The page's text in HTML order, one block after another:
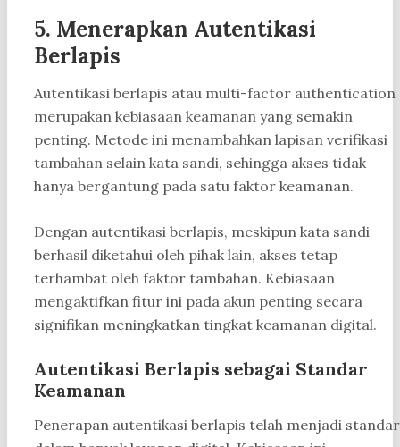
5. Menerapkan Autentikasi
Berlapis
Autentikasi berlapis atau multi-factor authentication
merupakan kebiasaan keamanan yang semakin
penting. Metode ini menambahkan lapisan verifikasi
tambahan selain kata sandi, sehingga akses tidak
hanya bergantung pada satu faktor keamanan.
Dengan autentikasi berlapis, meskipun kata sandi
berhasil diketahui oleh pihak lain, akses tetap
terhambat oleh faktor tambahan. Kebiasaan
mengaktifkan fitur ini pada akun penting secara
signifikan meningkatkan tingkat keamanan digital.
Autentikasi Berlapis sebagai Standar
Keamanan
Penerapan autentikasi berlapis telah menjadi standar